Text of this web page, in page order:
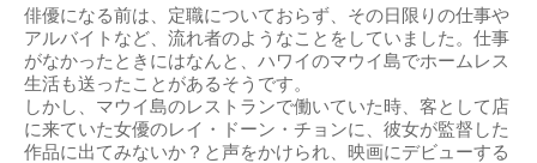
俳優になる前は、定職についておらず、その日限りの仕事や
アルバイトなど、流れ者のようなことをしていました。仕事
がなかったときにはなんと、ハワイのマウイ島でホームレス
生活も送ったことがあるそうです。
しかし、マウイ島のレストランで働いていた時、客として店
に来ていた女優のレイ・ドーン・チョンに、彼女が監督した
作品に出てみないか？と声をかけられ、映画にデビューする